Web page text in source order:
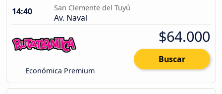
14:40
San Clemente del Tuyú
Av. Naval
Económica Premium
$64.000
Buscar